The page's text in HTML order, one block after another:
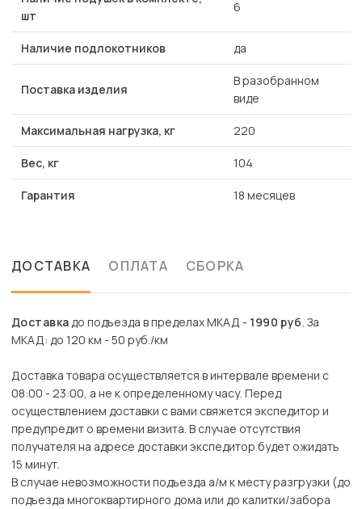
шт
6
Наличие подлокотников да
Поставка изделия
В разобранном
виде
Максимальная нагрузка, кг 220
Вес, кг 104
Гарантия 18 месяцев
ДОСТАВКА ОПЛАТА СБОРКА
Доставкадо подъезда в пределах МКАД - 1990 руб. За
МКАД: до 120 км - 50 руб./км
Доставка товара осуществляется в интервале времени с
08:00 - 23:00, а не к определенному часу. Перед
осуществлением доставки с вами свяжется экспедитор и
предупредит о времени визита. В случае отсутствия
получателя на адресе доставки экспедитор будет ожидать
15 минут.
В случае невозможности подъезда а/м к месту разгрузки (до
подъезда многоквартирного дома или до калитки/забора